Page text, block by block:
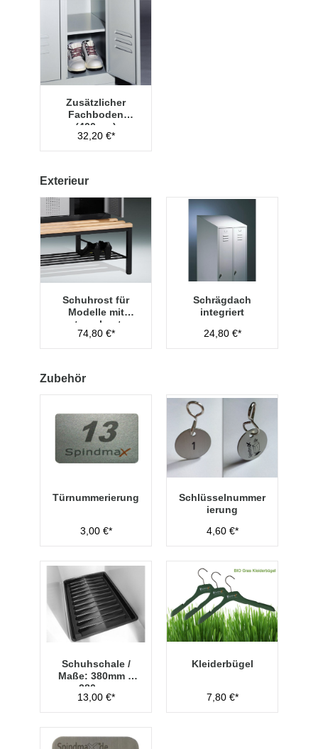
Zusätzlicher
Fachboden
(400mm)
32,20 €*
Exterieur
Schuhrost für
Modelle mit
untergebauter
Sitzbank,
Abteilbreite 400
74,80 €*
Schrägdach
integriert
24,80 €*
Zubehör
Türnummerierung
3,00 €*
Schlüsselnummer
ierung
4,60 €*
Schuhschale /
Maße: 380mm x
280mm
13,00 €*
Kleiderbügel
7,80 €*